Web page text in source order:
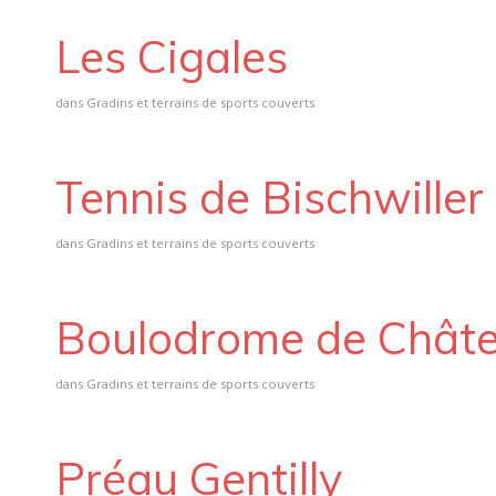
Les Cigales
dans Gradins et terrains de sports couverts
Tennis de Bischwiller
dans Gradins et terrains de sports couverts
Boulodrome de
dans Gradins et terrains de sports couverts
Préau Gentilly